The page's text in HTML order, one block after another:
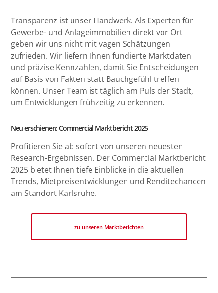
Transparenz ist unser Handwerk. Als Experten für
Gewerbe- und Anlageimmobilien direkt vor Ort
geben wir uns nicht mit vagen Schätzungen
zufrieden. Wir liefern Ihnen fundierte Marktdaten
und präzise Kennzahlen, damit Sie Entscheidungen
auf Basis von Fakten statt Bauchgefühl treffen
können. Unser Team ist täglich am Puls der Stadt,
um Entwicklungen frühzeitig zu erkennen.
Neu erschienen: Commercial Marktbericht 2025
Profitieren Sie ab sofort von unseren neuesten
Research-Ergebnissen. Der Commercial Marktbericht
2025 bietet Ihnen tiefe Einblicke in die aktuellen
Trends, Mietpreisentwicklungen und Renditechancen
am Standort Karlsruhe.
zu unseren Marktberichten